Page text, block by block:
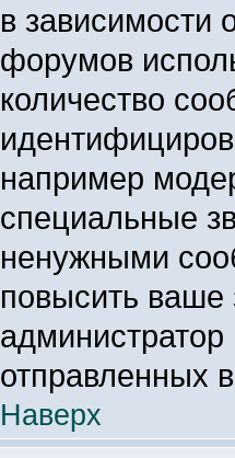
в зависимости
форумов
количество
например
специальные
ненужными
повысить ваше
администратор
отправленных
Наверх